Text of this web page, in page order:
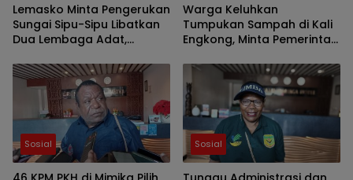
Lemasko Minta Pengerukan
Sungai Sipu-Sipu Libatkan
Dua Lembaga Adat,
Diminta Ambil Tanggung
Jawab
Warga Keluhkan
Tumpukan Sampah di Kali
Engkong, Minta Pemerintah
Sosial Sosial